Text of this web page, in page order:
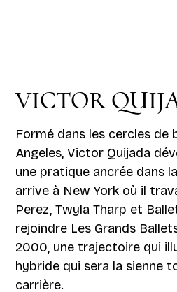
VICTOR
Formé dans les cercles de
Angeles, Victor Quijada
une pratique ancrée dans
arrive à New York où il
Perez, Twyla Tharp et
rejoindre Les Grands
2000, une trajectoire qui
hybride qui sera la sienne
carrière.